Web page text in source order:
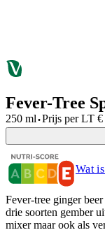
Fever-Tree
250 ml·Prijs per LT €
Wat
Fever-tree ginger
drie soorten gember
mixer maar ook als